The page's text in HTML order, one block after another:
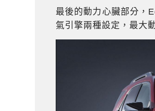
最後的動力心臟部分，
氣引擎兩種設定，最大